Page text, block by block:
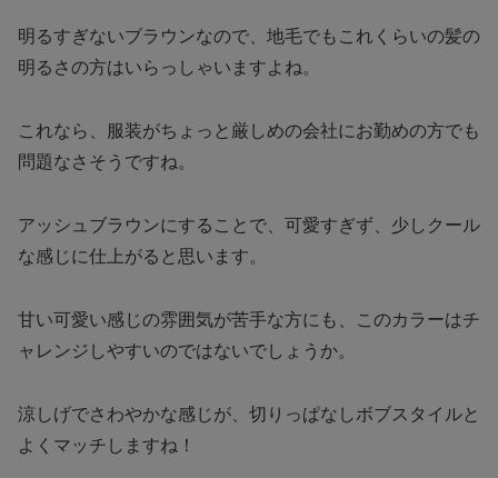
明るすぎないブラウンなので、地毛でもこれくらいの髪の
明るさの方はいらっしゃいますよね。
これなら、服装がちょっと厳しめの会社にお勤めの方でも
問題なさそうですね。
アッシュブラウンにすることで、可愛すぎず、少しクール
な感じに仕上がると思います。
甘い可愛い感じの雰囲気が苦手な方にも、このカラーはチ
ャレンジしやすいのではないでしょうか。
涼しげでさわやかな感じが、切りっぱなしボブスタイルと
よくマッチしますね！